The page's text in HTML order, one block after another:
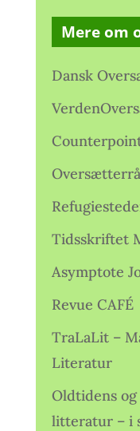
Mere om
Dansk
Tidsskriftet
Asymptote
Revue CAFÉ
TraLaLit –
Literatur
Oldtidens
litteratur – i